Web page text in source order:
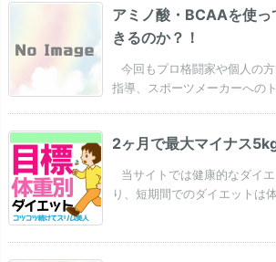
アミノ酸・BCAAを使っ
きるのか？！
今回もプロ格闘家や個人の
指導、スポーツメーカーへの
2ヶ月で最大マイナス
当サイトでは健康的なダイ
り、短期間でのダイエットは